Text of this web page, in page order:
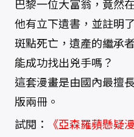
巴黎一位大富翁，竟然
他有立下遺書，並註明
斑點死亡，遺產的繼承
能成功找出兇手嗎？
這套漫畫是由國內最擅
版兩冊。
試閱：
《亞森羅蘋懸疑